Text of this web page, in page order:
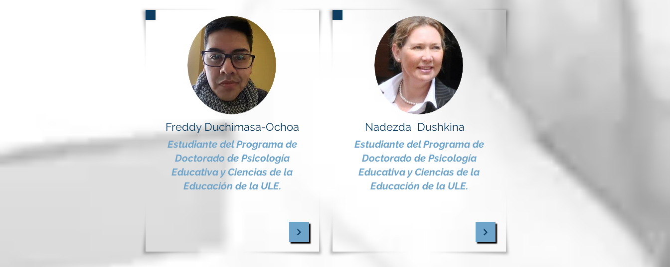
Nadezda Dushkina
Estudiante del Programa de
Doctorado de Psicología
Educativa y Ciencias de la
Educación de la ULE.
Freddy Duchimasa-Ochoa
Estudiante del Programa de
Doctorado de Psicología
Educativa y Ciencias de la
Educación de la ULE.